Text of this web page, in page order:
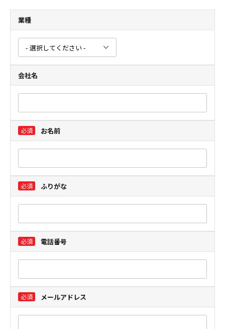
業種
会社名
お名前
ふりがな
電話番号
メールアドレス